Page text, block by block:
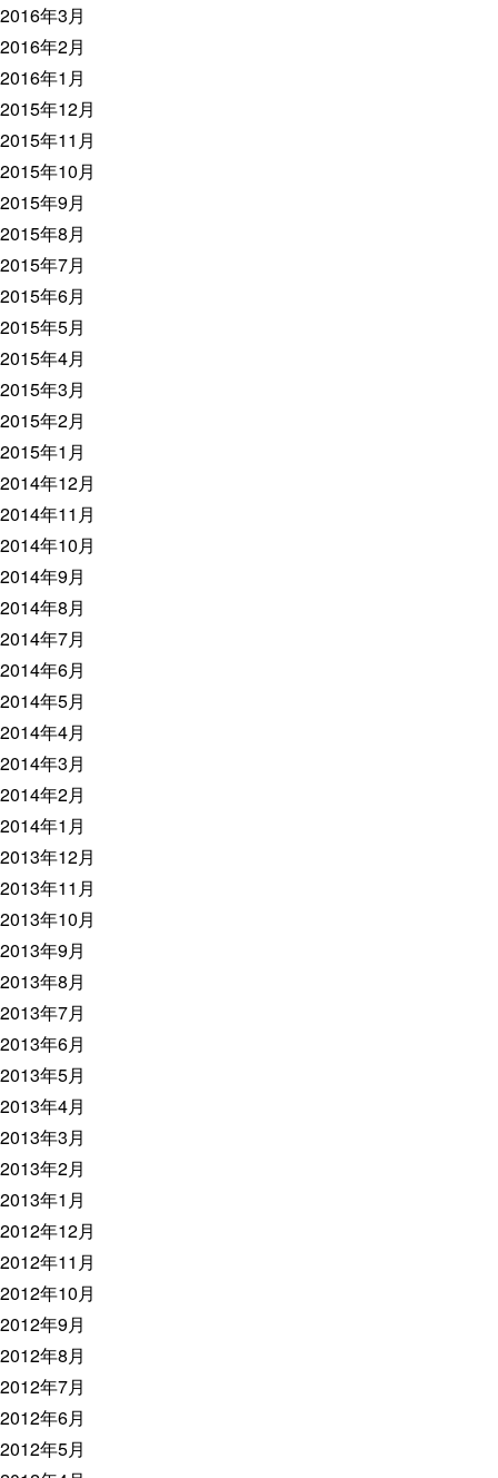
2016年3月
2016年2月
2016年1月
2015年12月
2015年11月
2015年10月
2015年9月
2015年8月
2015年7月
2015年6月
2015年5月
2015年4月
2015年3月
2015年2月
2015年1月
2014年12月
2014年11月
2014年10月
2014年9月
2014年8月
2014年7月
2014年6月
2014年5月
2014年4月
2014年3月
2014年2月
2014年1月
2013年12月
2013年11月
2013年10月
2013年9月
2013年8月
2013年7月
2013年6月
2013年5月
2013年4月
2013年3月
2013年2月
2013年1月
2012年12月
2012年11月
2012年10月
2012年9月
2012年8月
2012年7月
2012年6月
2012年5月